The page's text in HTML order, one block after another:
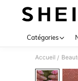
Catégories
Accueil /